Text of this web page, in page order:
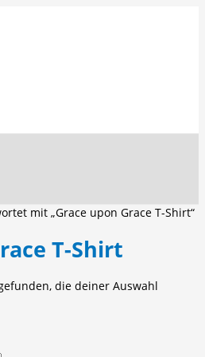
mit „Grace upon Grace T-Shirt“
T-Shirt
die deiner Auswahl